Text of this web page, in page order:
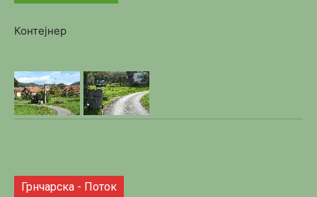
Контејнер
Грнчарска - Поток